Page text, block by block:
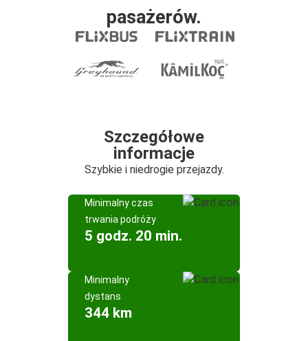
pasażerów.
Szczegółowe
informacje
Szybkie i niedrogie przejazdy.
Minimalny czas
trwania podróży
5 godz. 20 min.
Minimalny
dystans
344 km